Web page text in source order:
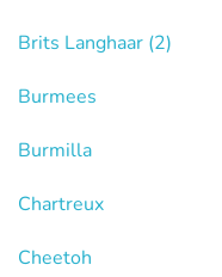
Brits Langhaar (2)
Burmees
Burmilla
Chartreux
Cheetoh